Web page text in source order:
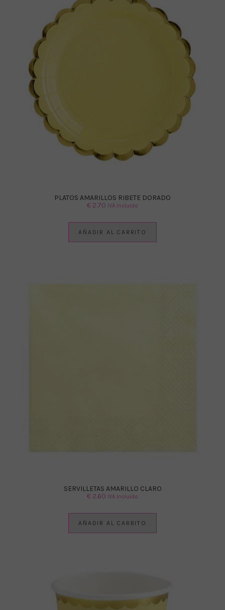
PLATOS AMARILLOS RIBETE DORADO
€ 2.70 IVA Incluido
AÑADIR AL CARRITO
SERVILLETAS AMARILLO CLARO
€ 2.60 IVA Incluido
AÑADIR AL CARRITO